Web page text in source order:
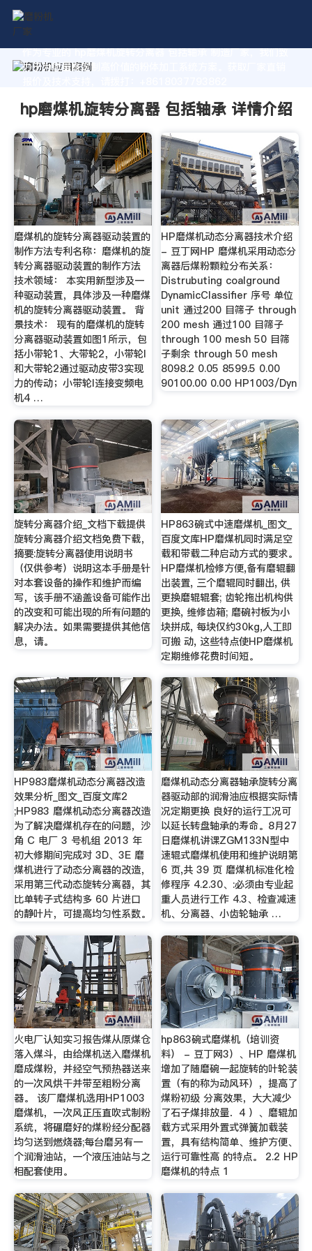
作为专业的 hp磨煤机旋转分离器 包括轴承 制造厂家，我们致
力于为您量身定制高价值的粉体加工系统方案。获取厂家直销
hp磨煤机旋转分离器 包括轴承 详情介绍
磨煤机的旋转分离器驱动装置的
制作方法专利名称：磨煤机的旋
转分离器驱动装置的制作方法
技术领域： 本实用新型涉及一
种驱动装置，具体涉及一种磨煤
机的旋转分离器驱动装置。 背
景技术： 现有的磨煤机的旋转
分离器驱动装置如图1所示，包
括小带轮1、大带轮2，小带轮I
和大带轮2通过驱动皮带3实现
力的传动；小带轮I连接变频电
机4 …
HP磨煤机动态分离器技术介绍
- 豆丁网HP 磨煤机采用动态分
离器后煤粉颗粒分布关系：
Distrubuting coalground
DynamicClassifier 序号 单位
unit 通过200 目筛子 through
200 mesh 通过100 目筛子
through 100 mesh 50 目筛
子剩余 through 50 mesh
8098.2 0.05 8599.5 0.00
90100.00 0.00 HP1003/Dyn
旋转分离器介绍_文档下载提供
旋转分离器介绍文档免费下载，
摘要:旋转分离器使用说明书
（仅供参考）说明这本手册是针
对本套设备的操作和维护而编
写，该手册不涵盖设备可能作出
的改变和可能出现的所有问题的
解决办法。如果需要提供其他信
息，请。
HP863碗式中速磨煤机_图文_
百度文库HP磨煤机同时满足空
载和带载二种启动方式的要求。
HP磨煤机检修方便,备有磨辊翻
出装置, 三个磨辊同时翻出, 供
更换磨辊辊套; 齿轮拖出机构供
更换, 维修齿箱; 磨碗衬板为小
块拼成, 每块仅约30kg,人工即
可搬 动, 这些特点使HP磨煤机
定期维修花费时间短。
HP983磨煤机动态分离器改造
效果分析_图文_百度文库2
;HP983 磨煤机动态分离器改造
为了解决磨煤机存在的问题，沙
角 C 电厂 3 号机组 2013 年
初大修期间完成对 3D、3E 磨
煤机进行了动态分离器的改造，
采用第三代动态旋转分离器，其
比单转子式结构多 60 片进口
的静叶片，可提高均匀性系数。
磨煤机动态分离器轴承旋转分离
器驱动部的润滑油应根据实际情
况定期更换 良好的运行工况可
以延长转盘轴承的寿命。8月27
日磨煤机讲课ZGM133N型中
速辊式磨煤机使用和维护说明第
6 页,共 39 页 磨煤机标准化检
修程序 4.2.30、:必须由专业起
重人员进行工作 4.3、检查减速
机、分离器、小齿轮轴承 …
火电厂认知实习报告煤从原煤仓
落入煤斗，由给煤机送入磨煤机
磨成煤粉，并经空气预热器送来
的一次风烘干并带至粗粉分离
器。 该厂磨煤机选用HP1003
磨煤机，一次风正压直吹式制粉
系统，将碾磨好的煤粉经分配器
均匀送到燃烧器;每台磨另有一
个润滑油站，一个液压油站与之
相配套使用。
hp863碗式磨煤机（培训资
料） - 豆丁网3）、HP 磨煤机
增加了随磨碗一起旋转的叶轮装
置（有的称为动风环），提高了
煤粉初级 分离效果，大大减少
了石子煤排放量．4 ）、磨辊加
载方式采用外置式弹簧加载装
置，具有结构简单、维护方便、
运行可靠性高 的特点。 2.2 HP
磨煤机的特点 1